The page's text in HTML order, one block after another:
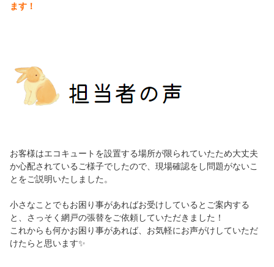
ます！
お客様はエコキュートを設置する場所が限られていたため大丈夫
か心配されているご様子でしたので、現場確認をし問題がないこ
とをご説明いたしました。
小さなことでもお困り事があればお受けしているとご案内する
と、さっそく網戸の張替をご依頼していただきました！
これからも何かお困り事があれば、お気軽にお声がけしていただ
けたらと思います✨